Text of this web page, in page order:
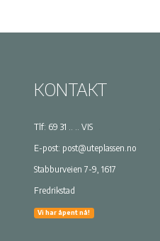
KONTAKT
Tlf: 69 31 .. .. VIS
E-post: post@uteplassen.no
Stabburveien 7-9, 1617
Fredrikstad
Vi har åpent nå!